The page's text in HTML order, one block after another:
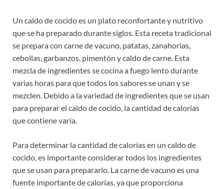
Un caldo de cocido es un plato reconfortante y nutritivo
que se ha preparado durante siglos. Esta receta tradicional
se prepara con carne de vacuno, patatas, zanahorias,
cebollas, garbanzos, pimentón y caldo de carne. Esta
mezcla de ingredientes se cocina a fuego lento durante
varias horas para que todos los sabores se unan y se
mezclen. Debido a la variedad de ingredientes que se usan
para preparar el caldo de cocido, la cantidad de calorías
que contiene varía.
Para determinar la cantidad de calorías en un caldo de
cocido, es importante considerar todos los ingredientes
que se usan para prepararlo. La carne de vacuno es una
fuente importante de calorías, ya que proporciona